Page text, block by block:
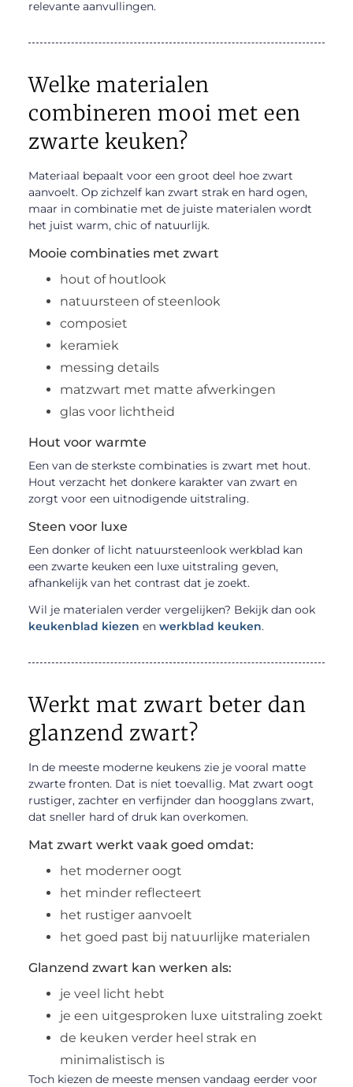
relevante aanvullingen.
Welke materialen
combineren mooi met een
zwarte keuken?
Materiaal bepaalt voor een groot deel hoe zwart
aanvoelt. Op zichzelf kan zwart strak en hard ogen,
maar in combinatie met de juiste materialen wordt
het juist warm, chic of natuurlijk.
Mooie combinaties met zwart
hout of houtlook
natuursteen of steenlook
composiet
keramiek
messing details
matzwart met matte afwerkingen
glas voor lichtheid
Hout voor warmte
Een van de sterkste combinaties is zwart met hout.
Hout verzacht het donkere karakter van zwart en
zorgt voor een uitnodigende uitstraling.
Steen voor luxe
Een donker of licht natuursteenlook werkblad kan
een zwarte keuken een luxe uitstraling geven,
afhankelijk van het contrast dat je zoekt.
Wil je materialen verder vergelijken? Bekijk dan ook
keukenblad kiezen en werkblad keuken.
Werkt mat zwart beter dan
glanzend zwart?
In de meeste moderne keukens zie je vooral matte
zwarte fronten. Dat is niet toevallig. Mat zwart oogt
rustiger, zachter en verfijnder dan hoogglans zwart,
dat sneller hard of druk kan overkomen.
Mat zwart werkt vaak goed omdat:
het moderner oogt
het minder reflecteert
het rustiger aanvoelt
het goed past bij natuurlijke materialen
Glanzend zwart kan werken als:
je veel licht hebt
je een uitgesproken luxe uitstraling zoekt
de keuken verder heel strak en
minimalistisch is
Toch kiezen de meeste mensen vandaag eerder voor